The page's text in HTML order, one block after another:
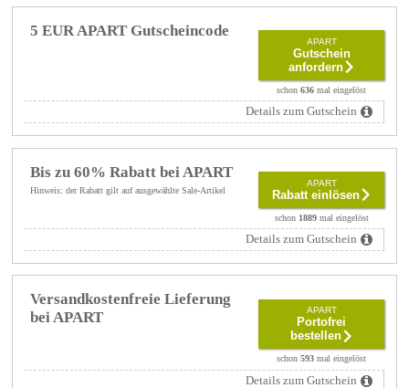
5 EUR APART Gutscheincode
APART
Gutschein
anfordern
schon636 mal eingelöst
Details zum Gutschein
Bis zu 60% Rabatt bei APART
Hinweis: der Rabatt gilt auf ausgewählte Sale-Artikel
APART
Rabatt einlösen
schon 1889mal eingelöst
Details zum Gutschein
Versandkostenfreie Lieferung
bei APART
APART
Portofrei
bestellen
schon593 mal eingelöst
Details zum Gutschein